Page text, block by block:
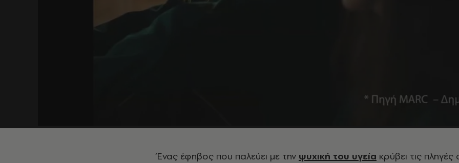
Ένας έφηβος που παλεύει με την ψυχική του υγεία κρύβει τις